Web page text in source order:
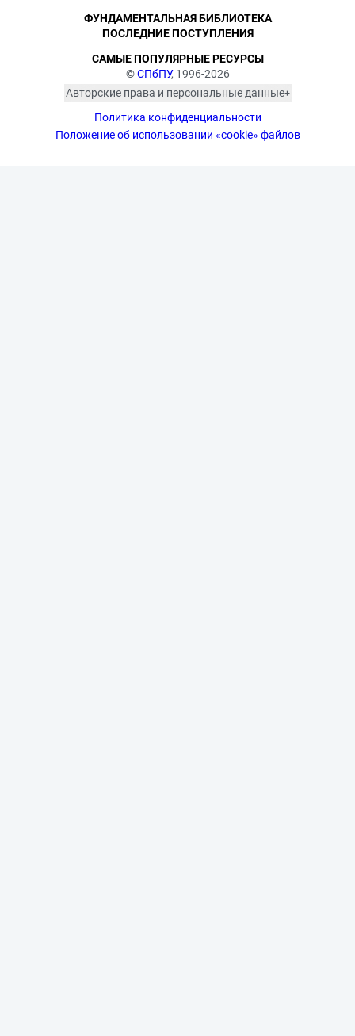
©СПбПУ, 1996-2026
Авторские права и персональные данные
изображённых лиц в соответствии
с требованиями законодательства
Политика конфиденциальности
Положение об использовании «cookie» файлов
ФУНДАМЕНТАЛЬНАЯ БИБЛИОТЕКА
ПОСЛЕДНИЕ ПОСТУПЛЕНИЯ
САМЫЕ ПОПУЛЯРНЫЕ РЕСУРСЫ